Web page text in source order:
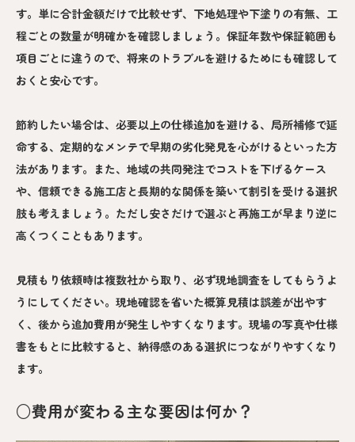
す。単に合計金額だけで比較せず、下地処理や下塗りの有無、工
程ごとの数量が明確かを確認しましょう。保証年数や保証範囲も
項目ごとに違うので、将来のトラブルを避けるためにも確認して
おくと安心です。
節約したい場合は、必要以上の仕様追加を避ける、局所補修で延
命する、定期的なメンテで早期の劣化発見を心がけるといった方
法があります。また、地域の共同発注でコストを下げるケース
や、信頼できる施工店と長期的な関係を築いて割引を受ける選択
肢も考えましょう。ただし安さだけで選ぶと再施工が早まり逆に
高くつくこともあります。
見積もり依頼時は複数社から取り、必ず現地調査をしてもらうよ
うにしてください。現地確認を省いた概算見積は誤差が出やす
く、後から追加費用が発生しやすくなります。現場の写真や仕様
書をもとに比較すると、納得感のある選択につながりやすくなり
ます。
○費用が変わる主な要因は何か？